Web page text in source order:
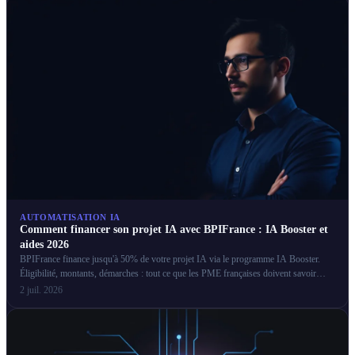
AUTOMATISATION IA
Comment financer son projet IA avec BPIFrance : IA Booster et
aides 2026
BPIFrance finance jusqu'à 50% de votre projet IA via le programme IA Booster.
Éligibilité, montants, démarches : tout ce que les PME françaises doivent savoir
pour obtenir ces aides.
2 juil. 2026